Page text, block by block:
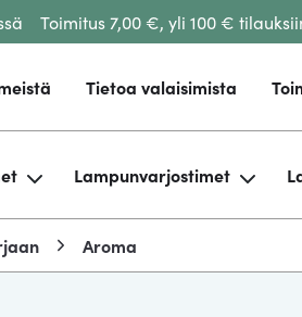
Toimitus 7,00 €, yli 100 €
Tietoa valaisimista
Lampunvarjostimet
Aroma